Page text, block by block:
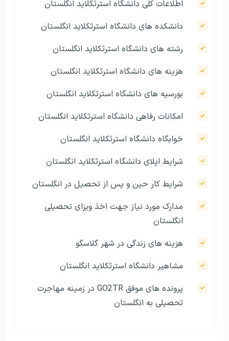
اطلاعات کلی دانشگاه استرثکلاید انگلستان
دانشکده های دانشگاه استرثکلاید انگلستان
رشته های دانشگاه استرثکلاید انگلستان
هزينه های دانشگاه استرثکلاید انگلستان
بورسیه های دانشگاه استرثکلاید انگلستان
امکانات رفاهی دانشگاه استرثکلاید انگلستان
خوابگاه دانشگاه استرثکلاید انگلستان
شرايط اپلای دانشگاه استرثکلاید انگلستان
شرايط کار حین و پس از تحصیل در انگلستان
مدارک مورد نیاز جهت اخذ ویزای تحصیلی
انگلستان
هزينه های زندگی در شهر گلاسگو
مشاهير دانشگاه استرثکلاید انگلستان
پرونده های موفق GO2TR در زمینه مهاجرت
تحصیلی به انگلستان